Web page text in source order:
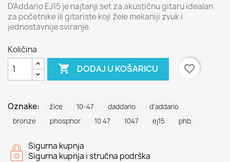
D'Addario EJ15 je najtanji set za akustičnu gitaru idealan
za početnike ili gitariste koji žele mekaniji zvuk i
jednostavnije sviranje.
Količina
 DODAJ U KOŠARICU favorite_border
Oznake: žice 10-47 daddario
d'addario
bronze
phosphor 10 47 1047 ej15 phb
Sigurna kupnja
Sigurna kupnja i stručna podrška